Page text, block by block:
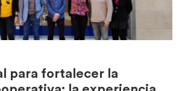
para fortalecer la